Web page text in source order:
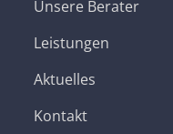
Unsere Berater
Leistungen
Aktuelles
Kontakt